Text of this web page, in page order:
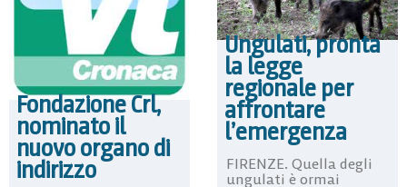
Fondazione Crl,
nominato il
nuovo organo di
indirizzo
Ungulati, pronta
la legge
regionale per
affrontare
l’emergenza
FIRENZE. Quella degli
ungulati è ormai